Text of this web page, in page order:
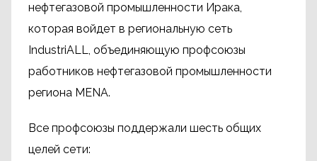
нефтегазовой промышленности Ирака,
которая войдет в региональную сеть
IndustriALL, объединяющую профсоюзы
работников нефтегазовой промышленности
региона MENA.
Все профсоюзы поддержали шесть общих
целей сети: